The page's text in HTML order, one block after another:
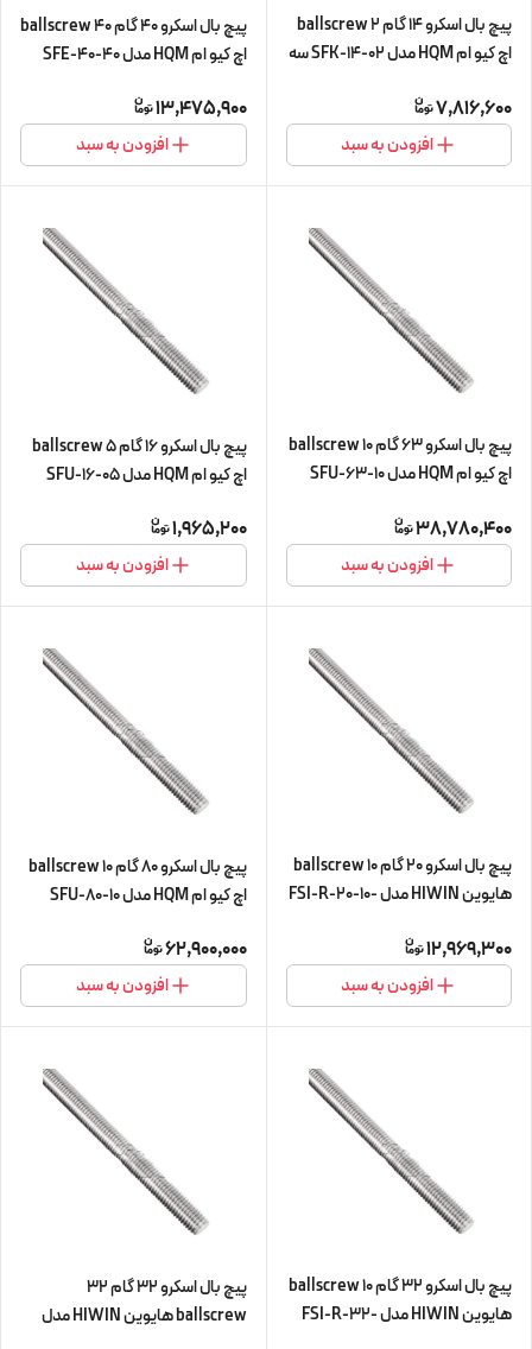
پیچ بال اسکرو 14 گام 2 ballscrew
اچ کیو ام HQM مدل SFK-14-02 سه
7,816,600
افزودن به سبد
پیچ بال اسکرو 40 گام 40 ballscrew
اچ کیو ام HQM مدل SFE-40-40
سی) (اورجینال وارداتی)
13,475,900
افزودن به سبد
پیچ بال اسکرو 63 گام 10 ballscrew
اچ کیو ام HQM مدل SFU-63-10
38,780,400
افزودن به سبد
پیچ بال اسکرو 16 گام 5 ballscrew
اچ کیو ام HQM مدل SFU-16-05
1,965,200
افزودن به سبد
پیچ بال اسکرو 20 گام 10 ballscrew
هایوین HIWIN مدل FSI-R-20-10-
12,969,300
افزودن به سبد
پیچ بال اسکرو 80 گام 10 ballscrew
اچ کیو ام HQM مدل SFU-80-10
62,900,000
افزودن به سبد
پیچ بال اسکرو 32 گام 10 ballscrew
هایوین HIWIN مدل FSI-R-32-
پیچ بال اسکرو 32 گام 32
ballscrew هایوین HIWIN مدل